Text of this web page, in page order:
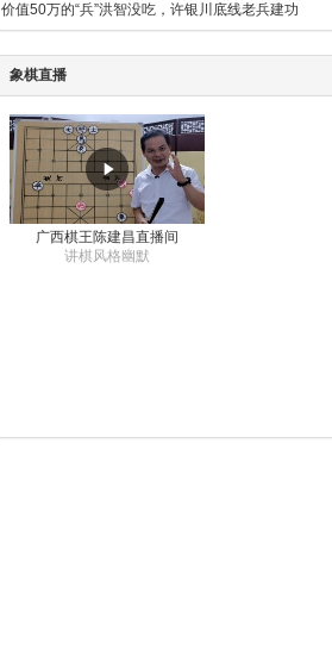
价值50万的“兵”洪智没吃，许银川底线老兵建功
象棋直播
广西棋王陈建昌直播间
讲棋风格幽默